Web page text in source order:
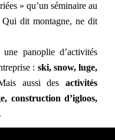
» qu’un séminaire au
dit montagne, ne dit
panoplie d’activités
: ski, snow, luge,
aussi desactivités
construction d’igloos,
.